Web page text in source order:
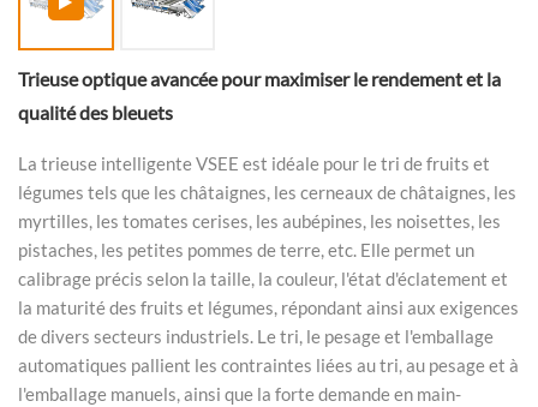
Trieuse optique avancée pour maximiser le rendement et la
qualité des bleuets
La trieuse intelligente VSEE est idéale pour le tri de fruits et
légumes tels que les châtaignes, les cerneaux de châtaignes, les
myrtilles, les tomates cerises, les aubépines, les noisettes, les
pistaches, les petites pommes de terre, etc. Elle permet un
calibrage précis selon la taille, la couleur, l'état d'éclatement et
la maturité des fruits et légumes, répondant ainsi aux exigences
de divers secteurs industriels. Le tri, le pesage et l'emballage
automatiques pallient les contraintes liées au tri, au pesage et à
l'emballage manuels, ainsi que la forte demande en main-